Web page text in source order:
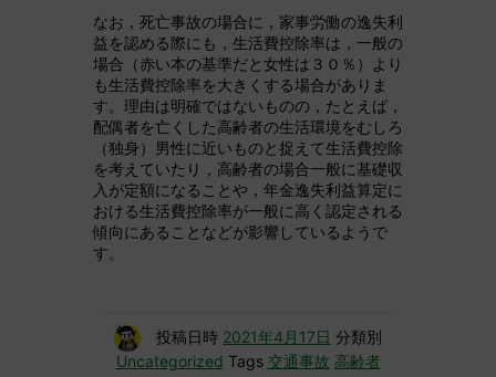
なお，死亡事故の場合に，家事労働の逸失利
益を認める際にも，生活費控除率は，一般の
場合（赤い本の基準だと女性は３０％）より
も生活費控除率を大きくする場合がありま
す。理由は明確ではないものの，たとえば，
配偶者を亡くした高齢者の生活環境をむしろ
（独身）男性に近いものと捉えて生活費控除
を考えていたり，高齢者の場合一般に基礎収
入が定額になることや，年金逸失利益算定に
おける生活費控除率が一般に高く認定される
傾向にあることなどが影響しているようで
す。
投稿日時 2021年4月17日 分類別
Uncategorized Tags 交通事故 高齢者